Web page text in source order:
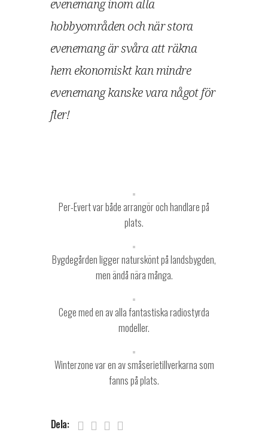
evenemang inom alla
hobbyområden och när stora
evenemang är svåra att räkna
hem ekonomiskt kan mindre
evenemang kanske vara något för
fler!
Per-Evert var både arrangör och handlare på
plats.
Bygdegården ligger naturskönt på landsbygden,
men ändå nära många.
Cege med en av alla fantastiska radiostyrda
modeller.
Winterzone var en av småserietillverkarna som
fanns på plats.
Dela: